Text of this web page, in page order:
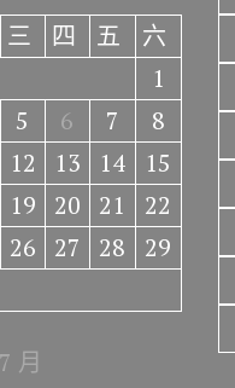
三 四 五
六
1
5 6 7
8
12 13 14
15
19 20 21
22
26 27 28
29
月